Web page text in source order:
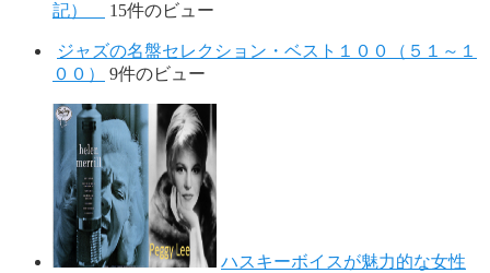
記）
15件のビュー
ジャズの名盤セレクション・ベスト１００（５１～１
００）
9件のビュー
ハスキーボイスが魅力的な女性